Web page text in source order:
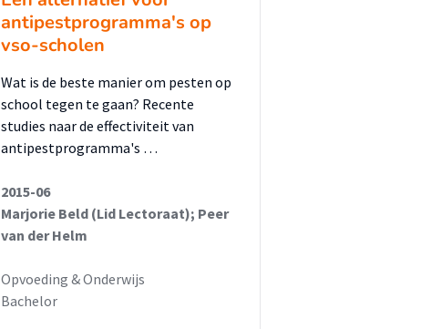
antipestprogramma's op
vso-scholen
Wat is de beste manier om pesten op
school tegen te gaan? Recente
studies naar de effectiviteit van
antipestprogramma's …
2015-06
Marjorie Beld (Lid Lectoraat); Peer
van der Helm
Opvoeding & Onderwijs
Bachelor